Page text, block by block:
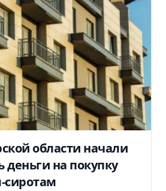
области начали
на покупку
сиротам